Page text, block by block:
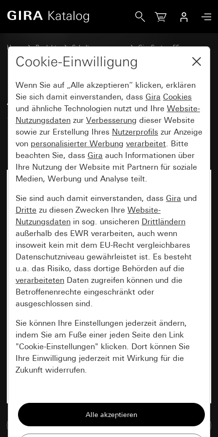
Home Produkte Schalterprogramme
Gira System 55
Kommunikationstechnik Netzwerktechnik
Abdeckung mit 30°-
Schrägauslass und
Beschriftungsfeld für Tragring
Modular Jack 2fach
Zur Mediadatenbank
Cookie-Einwilligung
Wenn Sie auf „Alle akzeptieren“ klicken, erklären
Sie sich damit einverstanden, dass Gira Cookies
und ähnliche Technologien nutzt und Ihre Website-
Nutzungsdaten zur Verbesserung dieser Website
sowie zur Erstellung Ihres Nutzerprofils zur Anzeige
von personalisierter Werbung verarbeitet. Bitte
beachten Sie, dass Gira auch Informationen über
Ihre Nutzung der Website mit Partnern für soziale
Medien, Werbung und Analyse teilt.
Sie sind auch damit einverstanden, dass Gira und
Dritte zu diesen Zwecken Ihre Website-
Nutzungsdaten in sog. unsicheren Drittländern
außerhalb des EWR verarbeiten, auch wenn
insoweit kein mit dem EU-Recht vergleichbares
Datenschutzniveau gewährleistet ist. Es besteht
u.a. das Risiko, dass dortige Behörden auf die
verarbeiteten Daten zugreifen können und die
Betroffenenrechte eingeschränkt oder
ausgeschlossen sind.
Sie können Ihre Einstellungen jederzeit ändern,
indem Sie am Fuße einer jeden Seite den Link
"Cookie-Einstellungen" klicken. Dort können Sie
Ihre Einwilligung jederzeit mit Wirkung für die
Zukunft widerrufen.
Alle Cookies, die wir benötigen um Ihnen die
Seite anzeigen zu können.